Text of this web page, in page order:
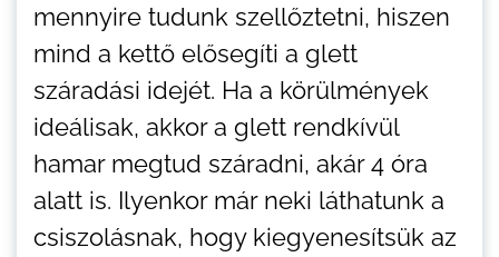
mennyire tudunk szellőztetni, hiszen
mind a kettő elősegíti a glett
száradási idejét. Ha a körülmények
ideálisak, akkor a glett rendkívül
hamar megtud száradni, akár 4 óra
alatt is. Ilyenkor már neki láthatunk a
csiszolásnak, hogy kiegyenesítsük az